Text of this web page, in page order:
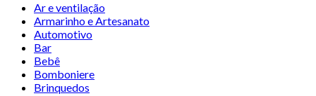
Ar e ventilação
Armarinho e Artesanato
Automotivo
Bar
Bebê
Bomboniere
Brinquedos